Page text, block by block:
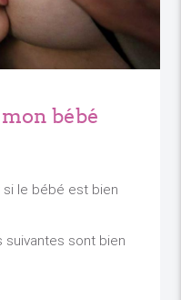
bébé
si le bébé est bien
suivantes sont bien